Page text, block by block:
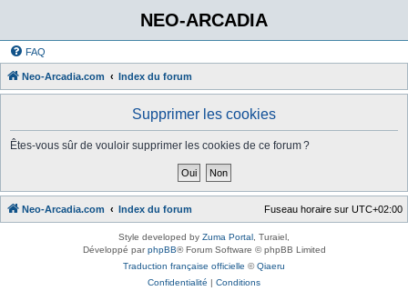
NEO-ARCADIA
FAQ
Neo-Arcadia.com Index du forum
Supprimer les cookies
Êtes-vous sûr de vouloir supprimer les cookies de ce forum ?
Neo-Arcadia.com Index du forum Fuseau horaire sur UTC+02:00
Style developed by Zuma Portal , Turaiel,
Développé parphpBB® Forum Software © phpBB Limited
Traduction française officielle ©Qiaeru
Confidentialité | Conditions